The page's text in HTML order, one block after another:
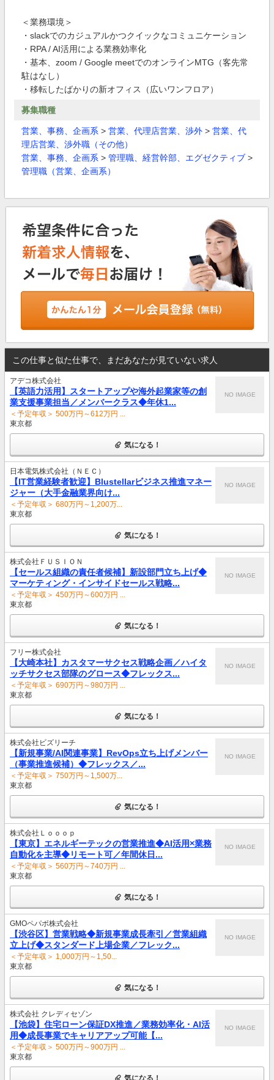
＜業務環境＞
・slackでのカジュアルかつクイックなコミュニケーション
・RPA / AI活用による業務効率化
・基本、zoom / Google meetでのオンラインMTG（客先常
駐はなし）
・移転したばかりの新オフィス（広いワンフロア）
募集職種
営業、事務、企画系 > 営業、代理店営業、渉外 > 営業、代
理店営業、渉外職（その他）
営業、事務、企画系 > 管理職、経営幹部、エグゼクティブ >
管理職（営業、企画系）
この仕事と似た仕事で、まだあなたが見ていない求人
アデコ株式会社
【英語力活用】スタートアップや海外起業家等の創
業支援事業担当／メンバークラス◆年休1...
＜予定年収＞ 500万円～612万円 ...
東京都
NO IMAGE
気になる！
日本電気株式会社（ＮＥＣ）
【IT営業経験者歓迎】Blustellarビジネス推進マネー
ジャー（大手金融業界向け...
＜予定年収＞ 680万円～1,200万...
東京都
NO IMAGE
気になる！
株式会社ＦＵＳＩＯＮ
【セールス組織の責任者候補】新設部門立ち上げ◆
マーケティング・インサイドセールス戦略...
＜予定年収＞ 450万円～600万円 ...
東京都
NO IMAGE
気になる！
フリー株式会社
【大崎本社】カスタマーサクセス戦略企画／ハイタ
ッチサクセス部隊のグロース◆フレックス...
＜予定年収＞ 690万円～980万円 ...
東京都
NO IMAGE
気になる！
株式会社ビズリーチ
【新規事業/AI関連事業】RevOps立ち上げメンバー
（事業推進候補）◆フレックス／...
＜予定年収＞ 750万円～1,500万...
東京都
NO IMAGE
気になる！
株式会社Ｌｏｏｏｐ
【東京】エネルギーテックの営業推進◆AI活用×業務
自動化を主導◆リモート可／年間休日...
＜予定年収＞ 560万円～740万円 ...
東京都
NO IMAGE
気になる！
GMOペパボ株式会社
【渋谷区】営業戦略◆新規事業成長牽引／営業組織
立上げ◆スタンダード上場企業／フレック...
＜予定年収＞ 1,000万円～1,50...
東京都
NO IMAGE
気になる！
株式会社 クレディセゾン
【池袋】住宅ローン保証DX推進／業務効率化・AI活
用◆成長事業でキャリアアップ可能【...
＜予定年収＞ 500万円～900万円 ...
東京都
NO IMAGE
気になる！